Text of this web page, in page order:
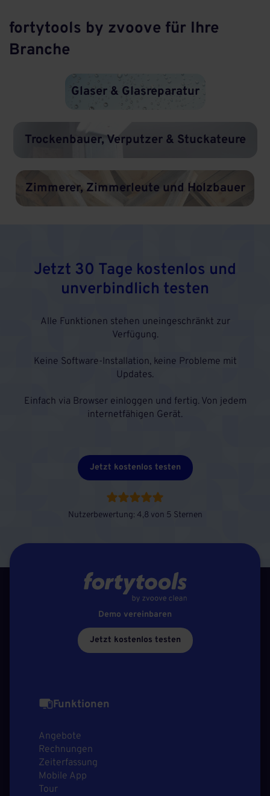
fortytools by zvoove für Ihre
Branche
Glaser & Glasreparatur
Trockenbauer, Verputzer & Stuckateure
Zimmerer, Zimmerleute und Holzbauer
Jetzt 30 Tage kostenlos und
unverbindlich testen
Alle Funktionen stehen uneingeschränkt zur
Verfügung.
Keine Software-Installation, keine Probleme mit
Updates.
Einfach via Browser einloggen und fertig. Von jedem
internetfähigen Gerät.
Jetzt kostenlos testen
Nutzerbewertung: 4,8 von 5 Sternen
Demo vereinbaren
Jetzt kostenlos testen
Funktionen
Angebote
Rechnungen
Zeiterfassung
Mobile App
Tour